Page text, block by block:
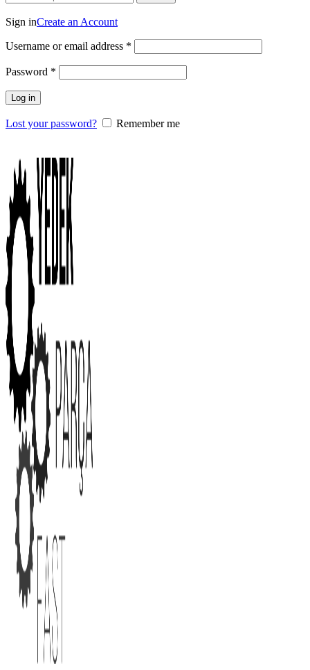
Sign inCreate an Account
Username or email address *
Password *
Log in
Lost your password?
Remember me